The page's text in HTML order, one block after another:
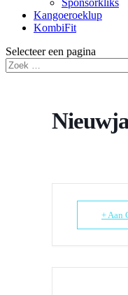
Sponsorkliks
Kangoeroeklup
KombiFit
Selecteer een pagina
+ Aan